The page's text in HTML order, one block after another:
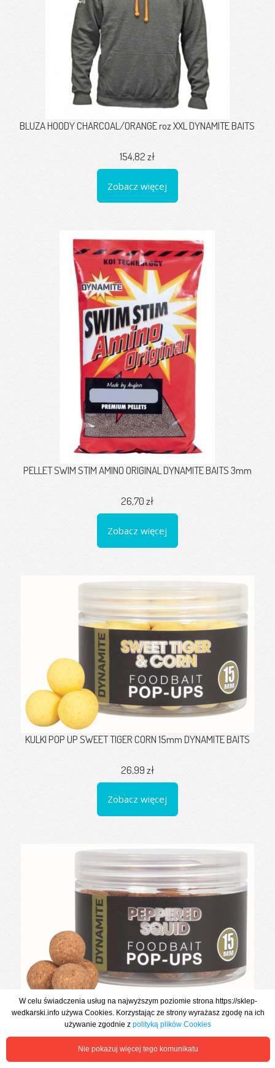
BLUZA HOODY CHARCOAL/ORANGE roz XXL DYNAMITE BAITS
154,82 zł
Zobacz więcej
PELLET SWIM STIM AMINO ORIGINAL DYNAMITE BAITS 3mm
26,70 zł
Zobacz więcej
KULKI POP UP SWEET TIGER CORN 15mm DYNAMITE BAITS
26,99 zł
Zobacz więcej
KULKI POP UP DYNAMITE BAITS 15mm PEPPERED FRUIT
W celu świadczenia usług na najwyższym poziomie strona https://sklep-
wedkarski.info używa Cookies. Korzystając ze strony wyrażasz zgodę na ich
używanie zgodnie zpolityką plików Cookies
Nie pokazuj więcej tego komunikatu